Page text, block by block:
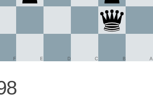
A
B
C
D
E
F